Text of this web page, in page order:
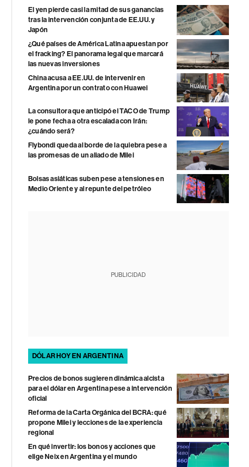
El yen pierde casi la mitad de sus ganancias
tras la intervención conjunta de EE.UU. y
Japón
¿Qué países de América Latina apuestan por
el fracking? El panorama legal que marcará
las nuevas inversiones
China acusa a EE.UU. de intervenir en
Argentina por un contrato con Huawei
La consultora que anticipó el TACO de Trump
le pone fecha a otra escalada con Irán:
¿cuándo será?
Flybondi queda al borde de la quiebra pese a
las promesas de un aliado de Milei
Bolsas asiáticas suben pese a tensiones en
Medio Oriente y al repunte del petróleo
PUBLICIDAD
DÓLAR HOY EN ARGENTINA
Precios de bonos sugieren dinámica alcista
para el dólar en Argentina pese a intervención
oficial
Reforma de la Carta Orgánica del BCRA: qué
propone Milei y lecciones de la experiencia
regional
En qué invertir: los bonos y acciones que
elige Neix en Argentina y el mundo